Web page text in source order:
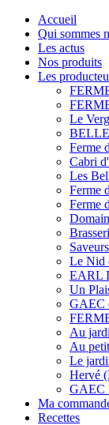
Accueil
Qui sommes
Les actus
Nos produits
Les
Le
Ferme
Cabri
Les
Ferme
Ferme
Le Nid
EARL
Un
GAEC
Au
Au
Le
Hervé
GAEC
Ma
Recettes